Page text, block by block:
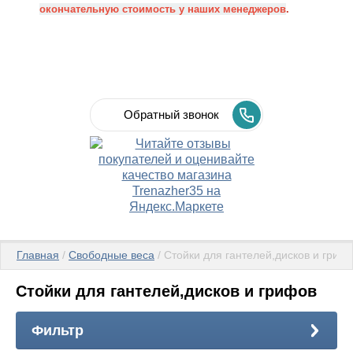
окончательную стоимость у наших менеджеров.
Обратный звонок
Главная / Свободные веса / Стойки для гантелей,дисков и
Стойки для гантелей,дисков и грифов
Фильтр